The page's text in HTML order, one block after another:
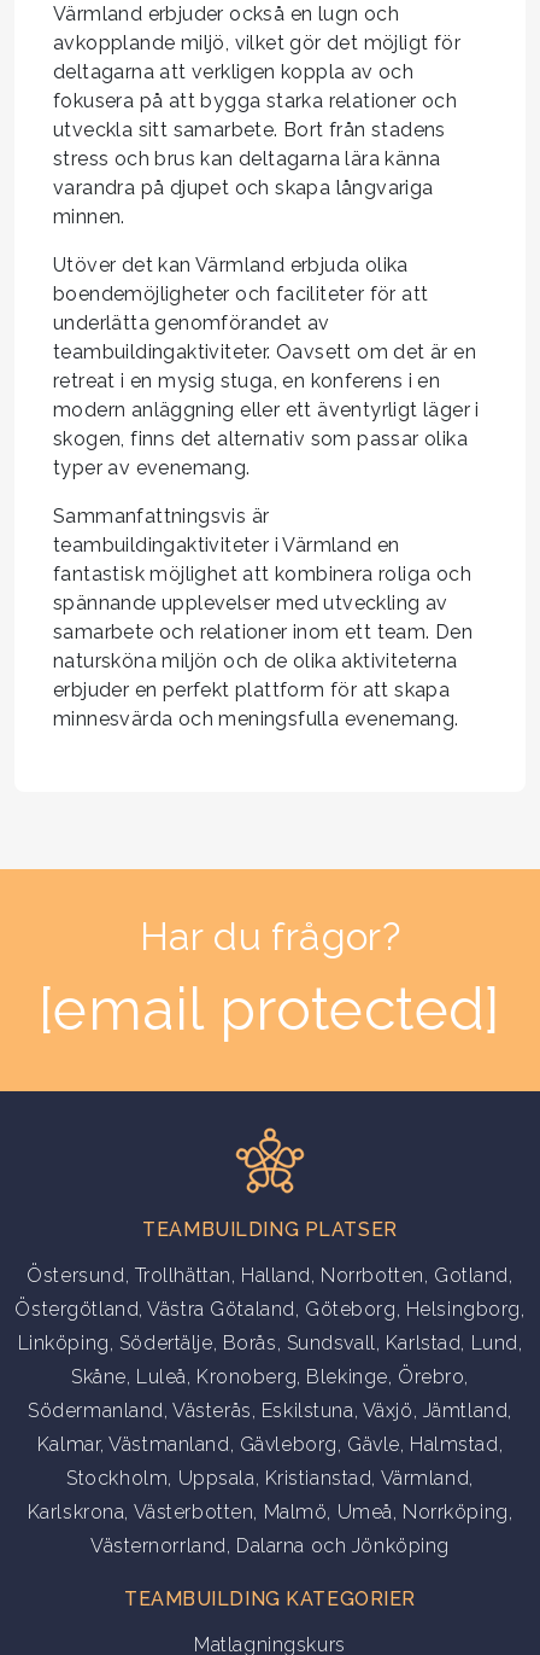
Värmland erbjuder också en lugn och
avkopplande miljö, vilket gör det möjligt för
deltagarna att verkligen koppla av och
fokusera på att bygga starka relationer och
utveckla sitt samarbete. Bort från stadens
stress och brus kan deltagarna lära känna
varandra på djupet och skapa långvariga
minnen.
Utöver det kan Värmland erbjuda olika
boendemöjligheter och faciliteter för att
underlätta genomförandet av
teambuildingaktiviteter. Oavsett om det är en
retreat i en mysig stuga, en konferens i en
modern anläggning eller ett äventyrligt läger i
skogen, finns det alternativ som passar olika
typer av evenemang.
Sammanfattningsvis är
teambuildingaktiviteter i Värmland en
fantastisk möjlighet att kombinera roliga och
spännande upplevelser med utveckling av
samarbete och relationer inom ett team. Den
natursköna miljön och de olika aktiviteterna
erbjuder en perfekt plattform för att skapa
minnesvärda och meningsfulla evenemang.
Har du frågor?
[email protected]
TEAMBUILDING PLATSER
Östersund, Trollhättan, Halland, Norrbotten, Gotland,
Östergötland,Västra Götaland, Göteborg, Helsingborg,
Linköping, Södertälje, Borås, Sundsvall, Karlstad, Lund,
Skåne, Luleå, Kronoberg, Blekinge, Örebro,
Södermanland,Västerås, Eskilstuna, Växjö, Jämtland,
Kalmar,Västmanland, Gävleborg, Gävle, Halmstad,
Stockholm, Uppsala, Kristianstad, Värmland,
Karlskrona, Västerbotten, Malmö, Umeå, Norrköping,
Västernorrland, Dalarna och Jönköping
TEAMBUILDING KATEGORIER
Matlagningskurs